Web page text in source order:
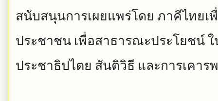
สนับสนุนการเผยแพร่โดย ภาคีไทยเ
ประชาชน เพื่อสาธารณะประโยชน์ ใ
ประชาธิปไตย สันติวิธี และการเคา